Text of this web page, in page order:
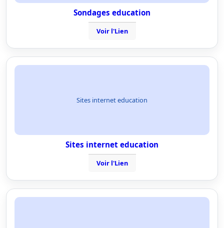
Sondages education
Voir l'Lien
Sites internet education
Sites internet education
Voir l'Lien